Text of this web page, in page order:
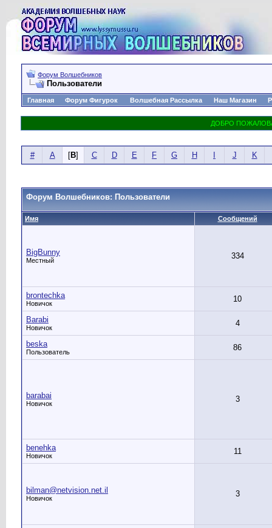
Форум Волшебников
Пользователи
Главная Форум Фигурок Волшебная Рассылка Наш Магазин
# A [B] C D E F G H J K
Форум Волшебников: Пользователи
Имя Сообщений
BigBunny
Местный 334
brontechka
Новичок 10
Barabi
Новичок 4
beska
Пользователь 86
barabai
Новичок 3
benehka
Новичок 11
bilman@netvision.net.il
Новичок 3